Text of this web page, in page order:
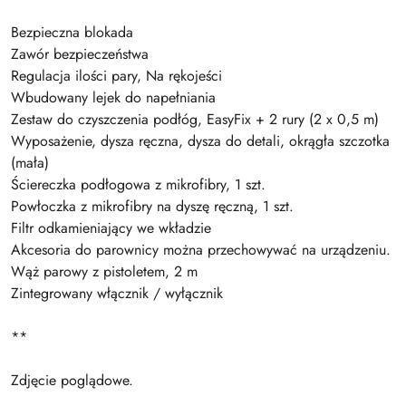
Bezpieczna blokada
Zawór bezpieczeństwa
Regulacja ilości pary, Na rękojeści
Wbudowany lejek do napełniania
Zestaw do czyszczenia podłóg, EasyFix + 2 rury (2 x 0,5 m)
Wyposażenie, dysza ręczna, dysza do detali, okrągła szczotka
(mała)
Ściereczka podłogowa z mikrofibry, 1 szt.
Powłoczka z mikrofibry na dyszę ręczną, 1 szt.
Filtr odkamieniający we wkładzie
Akcesoria do parownicy można przechowywać na urządzeniu.
Wąż parowy z pistoletem, 2 m
Zintegrowany włącznik / wyłącznik
**
Zdjęcie poglądowe.